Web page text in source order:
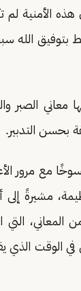
الأمنية لم
بتوفيق الله
الصبر
بحسن التدبير.
مع مرور
مشيرةً
المعاني،
في الوقت